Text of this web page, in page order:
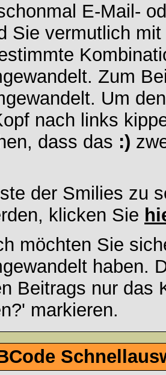
E-Mail-
Sie vermutlich
Zum
Um
nach links
dass das :)
der Smilies zu
klicken Sie
möchten Sie
haben.
Beitrags nur das
markieren.